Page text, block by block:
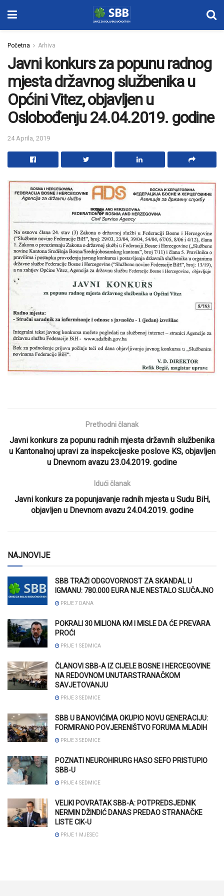
Početna Arhiva
Javni konkurs za popunu radnog
mjesta državnog službenika u
Općini Vitez, objavljen u
Oslobođenju 24.04.2019. godine
24 Aprila, 2019
Prethodni članak
Javni konkurs za popunu radnih mjesta državnih službenika
u Kantonalnoj upravi za inspekcijeske poslove KS, objavljen
u Dnevnom avazu 23.04.2019. godine
Idući članak
Javni konkurs za popunjavanje radnih mjesta u Sudu BiH,
objavljen u Dnevnom avazu 24.04.2019. godine
NAJNOVIJE
SBB TRAŽI ODGOVORNOST ZA SKANDAL U
IGMANU: 780.000 EURA NIJE NESTALO SLUČAJNO
PRIJE 7 DANA
POKRALI 30 MILIONA KM I MISLE DA ĆE PREVARA
PROĆI
PRIJE 1 SEDMICA
ČLANOVI SBB-A IZ CIJELE BOSNE I HERCEGOVINE
NA REDOVNOM UNUTARSTRANAČKOM
SAVJETOVANJU
PRIJE 3 SEDMICE
SBB U BANOVIĆIMA OKUPIO NOVU GENERACIJU:
FORMIRANO POVJERENIŠTVO FORUMA MLADIH
PRIJE 3 SEDMICE
POZNATI NEUROHIRURG HASO SEFO PRISTUPIO
SBB-U
PRIJE 4 SEDMICE
VELIKI POVRATAK SBB-A: POTPREDSJEDNIK
NERMIN DŽINDIĆ DANAS PREDAO STRANAČKE
LISTE CIK-U
PRIJE 1 MJESEC